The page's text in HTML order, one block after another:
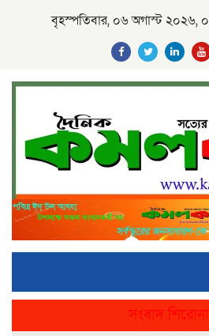
বৃহস্পতিবার, ০৬ অগাস্ট ২০২৬,
সংবাদ